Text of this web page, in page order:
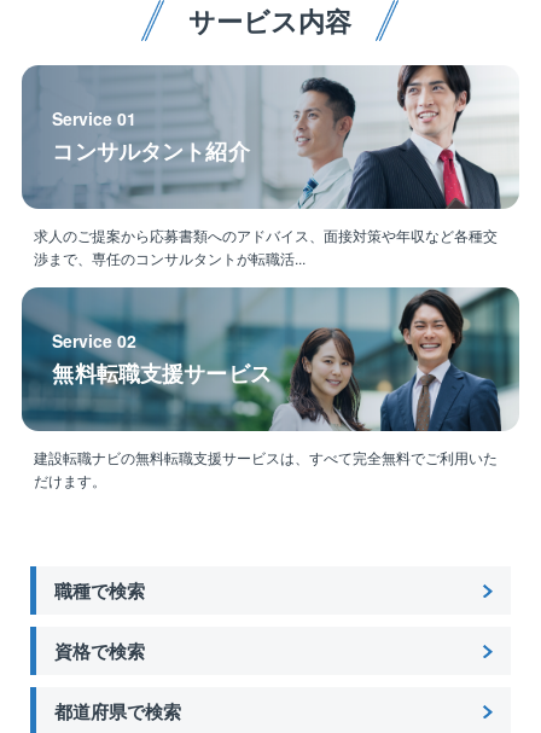
大限発揮して頂けます！
＜業務特徴・競合優位性＞
■海外で家具製作・発注～据付までを行っている会社は
少ないため、ホテルオーナーなどから一括受注があり
ます。
■家具製作・発注が売上の3割を占めており、安定した
業績が確保できています。家具据付工事と内装工事は
ご入社者様のご希望に合わせて配置予定です。
※試用期間中の職務内容：本採用時と同様の予定
サービス内容
Service 01
コンサルタント紹介
求人のご提案から応募書類へのアドバイス、面接対策や年収など各種交
渉まで、専任のコンサルタントが転職活...
Service 02
無料転職支援サービス
建設転職ナビの無料転職支援サービスは、すべて完全無料でご利用いた
だけます。
職種で検索
資格で検索
都道府県で検索